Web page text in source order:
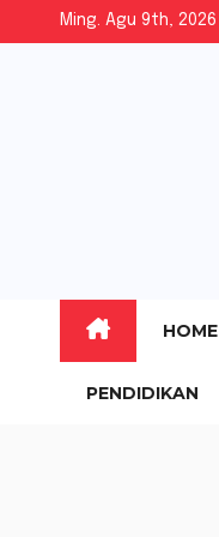
Ming. Agu 9th, 2026
HOME
PENDIDIKAN